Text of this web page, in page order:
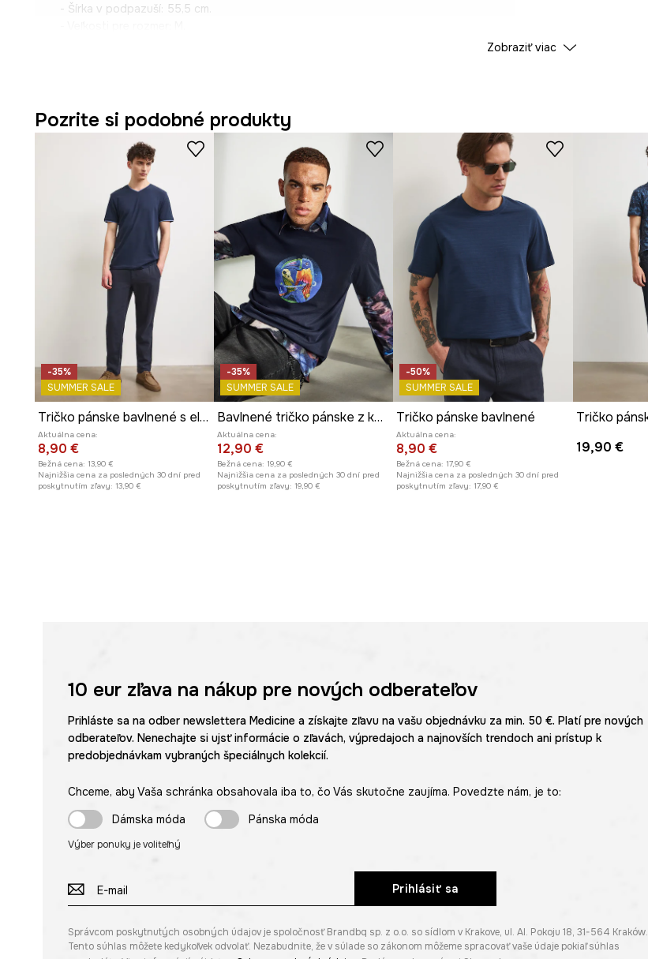
- Šírka v podpazuší: 55,5 cm.
Zobraziť viac
Pozrite si podobné produkty
-35%
SUMMER SALE
Tričko pánske bavlnené s elastanom hladké
Aktuálna cena:
8,90 €
Bežná cena: 13,90 €
Najnižšia cena za posledných 30 dní pred
poskytnutím zľavy: 13,90 €
-35%
SUMMER SALE
Bavlnené tričko pánske z kolekcie Tajomný svet Medicine
Aktuálna cena:
12,90 €
Bežná cena: 19,90 €
Najnižšia cena za posledných 30 dní pred
poskytnutím zľavy: 19,90 €
-50%
SUMMER SALE
Tričko pánske bavlnené
Aktuálna cena:
8,90 €
Bežná cena: 17,90 €
Najnižšia cena za posledných 30 dní pred
poskytnutím zľavy: 17,90 €
19,90 €
10 eurzľava na nákup pre nových odberateľov
Prihláste sa na odber newslettera Medicine a získajte zľavu na vašu objednávku za min. 50 €. Platí pre nových
odberateľov. Nenechajte si ujsť informácie o zľavách, výpredajoch a najnovších trendoch ani prístup k
predobjednávkam vybraných špeciálnych kolekcií.
Chceme, aby Vaša schránka obsahovala iba to, čo Vás skutočne zaujíma. Povedzte nám, je to:
Dámska móda
Pánska móda
Výber ponuky je voliteľný
Prihlásiť sa
Správcom poskytnutých osobných údajov je spoločnosť Brandbq sp. z o.o. so sídlom v Krakove, ul. Al. Pokoju 18, 31-564 Kraków.
Tento súhlas môžete kedykoľvek odvolať. Nezabudnite, že v súlade so zákonom môžeme spracovať vaše údaje pokiaľ súhlas